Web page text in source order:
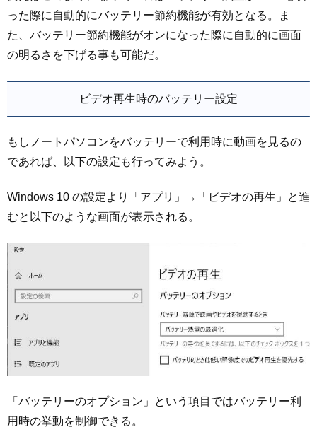
った際に自動的にバッテリー節約機能が有効となる。ま
た、バッテリー節約機能がオンになった際に自動的に画面
の明るさを下げる事も可能だ。
ビデオ再生時のバッテリー設定
もしノートパソコンをバッテリーで利用時に動画を見るの
であれば、以下の設定も行ってみよう。
Windows 10 の設定より「アプリ」→「ビデオの再生」と進
むと以下のような画面が表示される。
「バッテリーのオプション」という項目ではバッテリー利
用時の挙動を制御できる。